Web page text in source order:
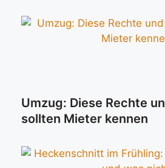
Umzug: Diese Rechte
sollten Mieter kennen